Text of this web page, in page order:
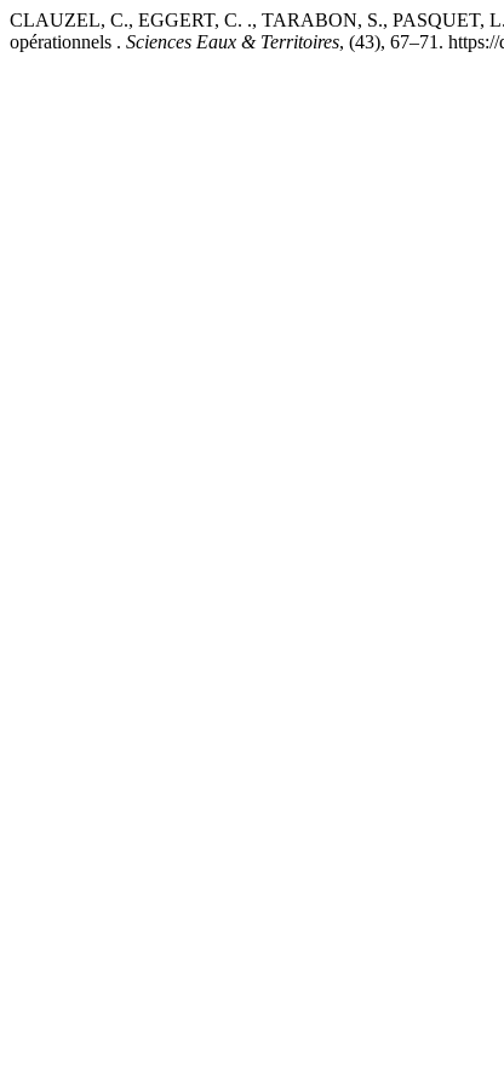
CLAUZEL, C., EGGERT, C. ., TARABON, S., PASQUET,
opérationnels . Sciences Eaux & Territoires, (43), 67–71.